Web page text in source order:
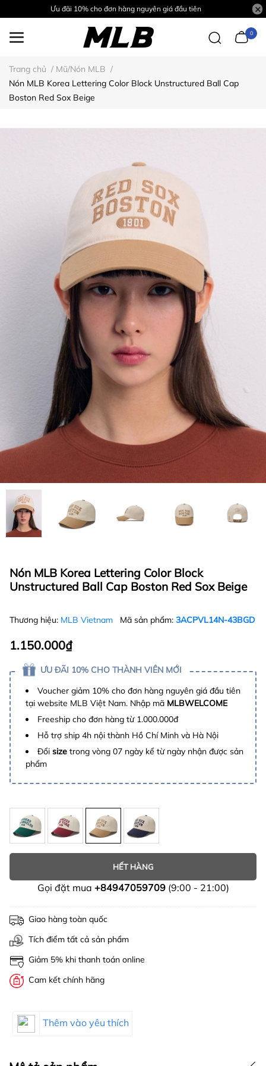
Ưu đãi 10% cho đơn hàng nguyên giá đầu tiên
0
Trang chủ / Mũ/Nón MLB /
Nón MLB Korea Lettering Color Block Unstructured Ball Cap
Boston Red Sox Beige
Nón MLB Korea Lettering Color Block
Unstructured Ball Cap Boston Red Sox Beige
Thương hiệu: MLB Vietnam Mã sản phẩm: 3ACPVL14N-43BGD
1.150.000₫
ƯU ĐÃI 10% CHO THÀNH VIÊN MỚI
Voucher giảm 10% cho đơn hàng nguyên giá đầu tiên
tại website MLB Việt Nam. Nhập mã MLBWELCOME
Freeship cho đơn hàng từ 1.000.000đ
Hỗ trợ ship 4h nội thành Hồ Chí Minh và Hà Nội
Đổi size trong vòng 07 ngày kể từ ngày nhận được sản
phẩm
HẾT HÀNG
Gọi đặt mua +84947059709(9:00 - 21:00)
Giao hàng toàn quốc
Tích điểm tất cả sản phẩm
Giảm 5% khi thanh toán online
Cam kết chính hãng
Thêm vào yêu thích